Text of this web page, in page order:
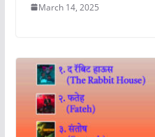
March 14, 2025